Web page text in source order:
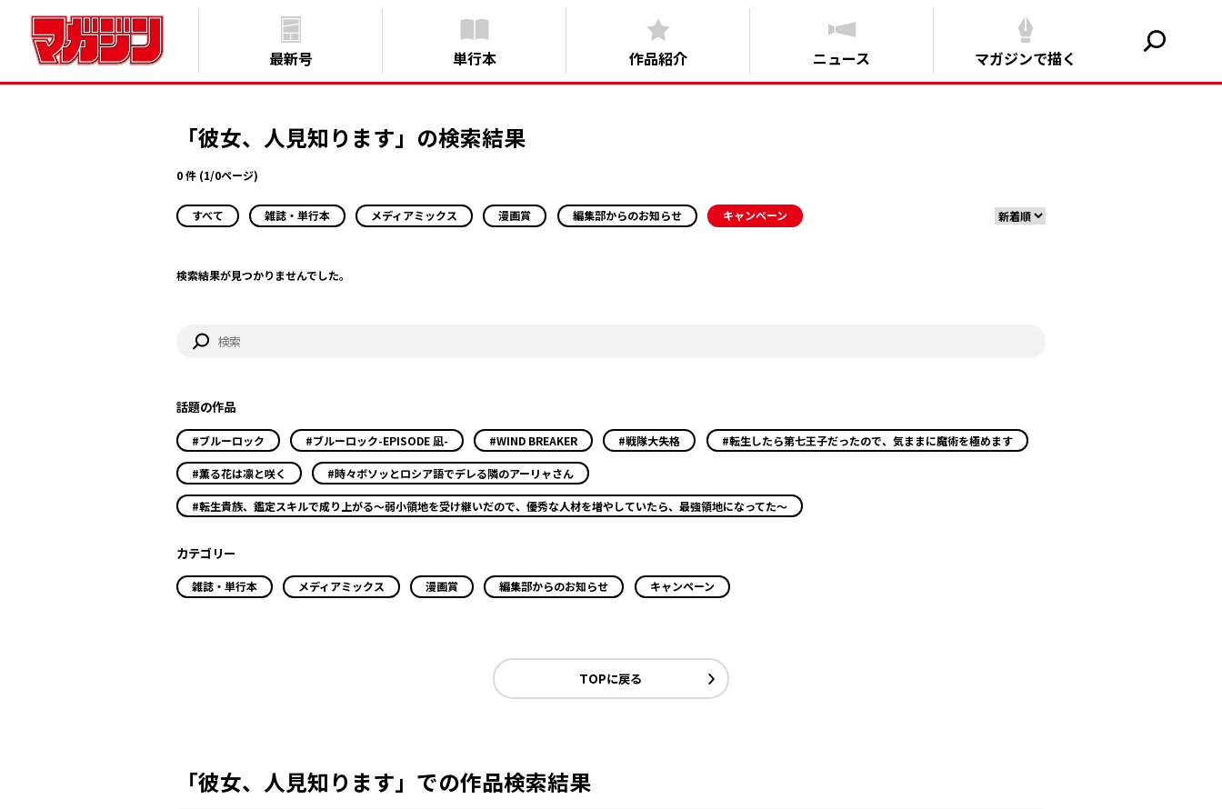
最新号 単行本 作品紹介 ニュース マガジンで描く
「彼女、人見知ります」の検索結果
0 件 (1/0ページ)
すべて 雑誌・単行本 メディアミックス 漫画賞 編集部からのお知らせ キャンペーン
検索結果が見つかりませんでした。
話題の作品
#ブルーロック #ブルーロック-EPISODE 凪- #WIND BREAKER #戦隊大失格 #転生したら第七王子だったので、気ままに魔術を極めます
#薫る花は凛と咲く #時々ボソッとロシア語でデレる隣のアーリャさん
#転生貴族、鑑定スキルで成り上がる～弱小領地を受け継いだので、優秀な人材を増やしていたら、最強領地になってた～
カテゴリー
雑誌・単行本 メディアミックス 漫画賞 編集部からのお知らせ キャンペーン
TOPに戻る
「彼女、人見知ります」での作品検索結果